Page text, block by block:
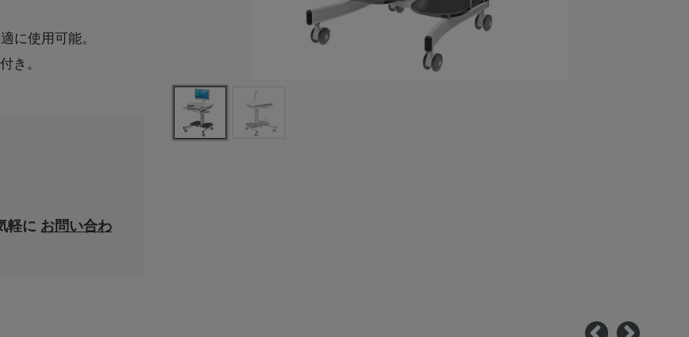
に使用可能。
き。
軽に お問い合わ
前へ次へ